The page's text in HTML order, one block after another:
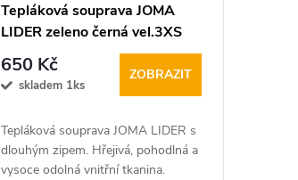
Tepláková souprava JOMA
LIDER zeleno černá vel.3XS
650 Kč
skladem 1ks
ZOBRAZIT
Tepláková souprava JOMA LIDER s
dlouhým zipem. Hřejivá, pohodlná a
vysoce odolná vnitřní tkanina.